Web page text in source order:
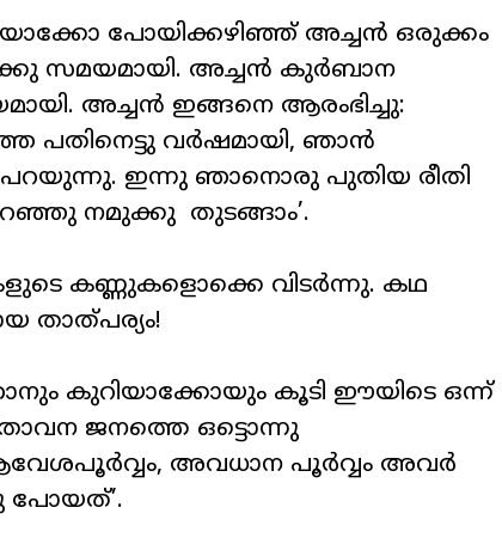
പോയിക്കഴിഞ്ഞ് അച്ചൻ ഒരുക്കം
സമയമായി. അച്ചൻ കുർബാന
അച്ചൻ ഇങ്ങനെ ആരംഭിച്ചു:
പതിനെട്ടു വർഷമായി, ഞാൻ
പറയുന്നു. ഇന്നു ഞാനൊരു പുതിയ രീതി
നമുക്കു തുടങ്ങാം’.
കണ്ണുകളൊക്കെ വിടർന്നു. കഥ
താത്പര്യം!
ഞാനും കുറിയാക്കോയും കൂടി ഈയിടെ ഒന്ന്
ജനത്തെ ഒട്ടൊന്നു
ആവേശപൂർവ്വം, അവധാന പൂർവ്വം അവർ
പോയത്’.